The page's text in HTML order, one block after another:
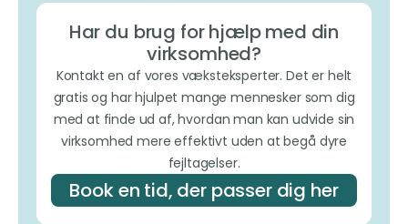
Har du brug for hjælp med din
virksomhed?
Kontakt en af vores væksteksperter. Det er helt
gratis og har hjulpet mange mennesker som dig
med at finde ud af, hvordan man kan udvide sin
virksomhed mere effektivt uden at begå dyre
fejltagelser.
Book en tid, der passer dig her